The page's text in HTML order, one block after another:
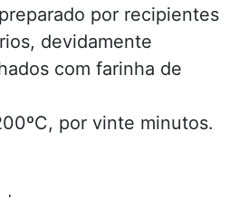
por recipientes
devidamente
com farinha de
por vinte minutos.